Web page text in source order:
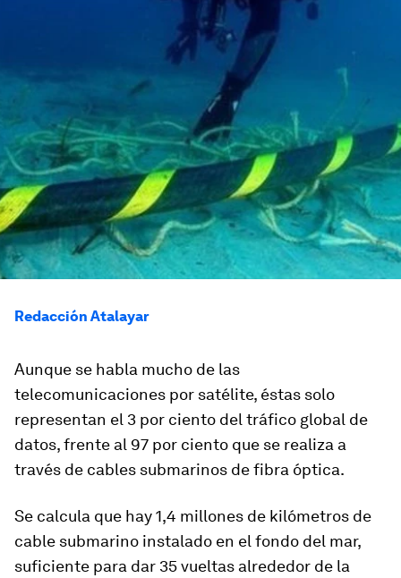
Redacción Atalayar
Aunque se habla mucho de las
telecomunicaciones por satélite, éstas solo
representan el 3 por ciento del tráfico global de
datos, frente al 97 por ciento que se realiza a
través de cables submarinos de fibra óptica.
Se calcula que hay 1,4 millones de kilómetros de
cable submarino instalado en el fondo del mar,
suficiente para dar 35 vueltas alrededor de la